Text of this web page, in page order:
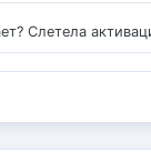
Слетела